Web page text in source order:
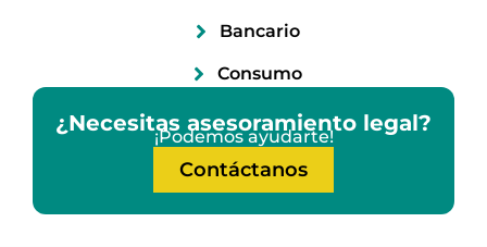
Bancario
Consumo
¿Necesitas asesoramiento legal?
¡Podemos ayudarte!
Contáctanos